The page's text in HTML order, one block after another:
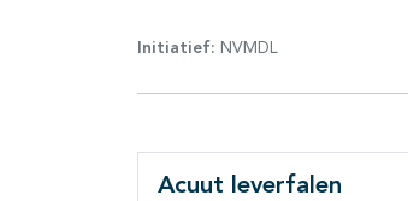
Initiatief: NVMDL
Acuut leverfalen